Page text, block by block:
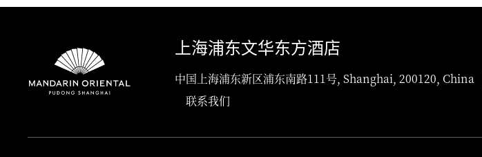
上海浦东文华东方酒店
中国上海浦东新区浦东南路111号, Shanghai, 200120, China
联系我们